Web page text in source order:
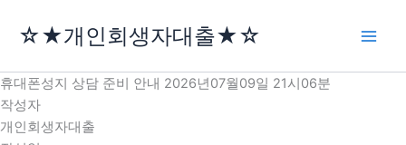
로
건
너
뛰
☆★개인회생자대출★☆
휴대폰성지 상담 준비 안내 2026년07월09일 21시06분
작성자
개인회생자대출